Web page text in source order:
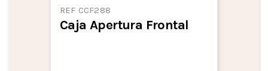
REF CCF288
Caja Apertura Frontal